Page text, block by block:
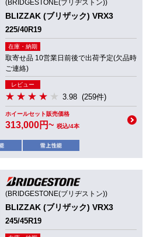
(BRIDGESTONE(ブリヂストン))
BLIZZAK (ブリザック) VRX3
225/40R19
在庫・納期
取寄せ品 10営業日前後で出荷予定(欠品時
ご連絡)
レビュー
3.98 (259件)
ホイールセット販売価格
313,000円~ 税込/4本
(BRIDGESTONE(ブリヂストン))
BLIZZAK (ブリザック) VRX3
245/45R19